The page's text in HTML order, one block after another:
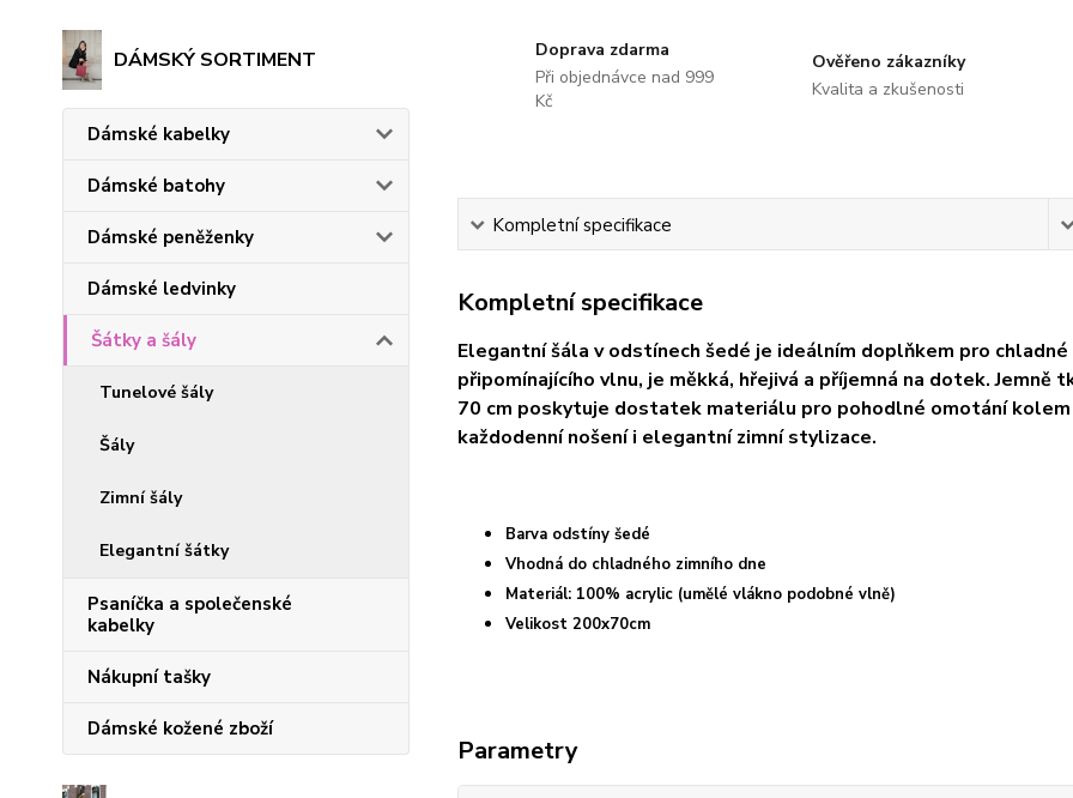
DÁMSKÝ SORTIMENT
Dámské kabelky
Dámské batohy
Dámské peněženky
Dámské ledvinky
Šátky a šály
Tunelové šály
Šály
Zimní šály
Elegantní šátky
Psaníčka a společenské
kabelky
Nákupní tašky
Dámské kožené zboží
Doprava zdarma
Při objednávce nad 999
Kč
Ověřeno zákazníky
Kvalita a zkušenosti
Kompletní specifikace
Kompletní specifikace
Elegantní šála v odstínech šedé je ideálním doplňkem pro chladné
připomínajícího vlnu, je měkká, hřejivá a příjemná na dotek.
70 cm poskytuje dostatek materiálu pro pohodlné omotání
každodenní nošení i elegantní zimní stylizace.
Barva odstíny šedé
Vhodná do chladného zimního dne
Materiál: 100% acrylic (umělé vlákno podobné vlně)
Velikost 200x70cm
Parametry